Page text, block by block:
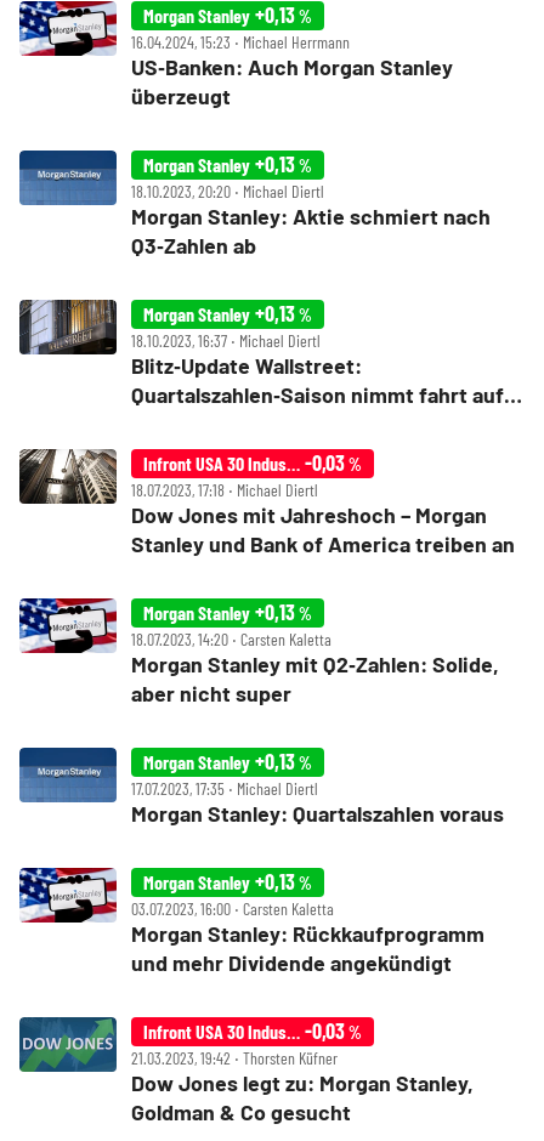
Morgan Stanley +0,13%
16.04.2024, 15:23 ‧ Michael Herrmann
US‑Banken: Auch Morgan Stanley
überzeugt
Morgan Stanley +0,13%
18.10.2023, 20:20 ‧ Michael Diertl
Morgan Stanley: Aktie schmiert nach
Q3‑Zahlen ab
Morgan Stanley +0,13%
18.10.2023, 16:37 ‧ Michael Diertl
Blitz‑Update Wallstreet:
Quartalszahlen‑Saison nimmt fahrt auf –
Stanley enttäuscht
Infront USA 30 Industrial -0,03%
18.07.2023, 17:18 ‧ Michael Diertl
Dow Jones mit Jahreshoch – Morgan
Stanley und Bank of America treiben an
Morgan Stanley +0,13%
18.07.2023, 14:20 ‧ Carsten Kaletta
Morgan Stanley mit Q2‑Zahlen: Solide,
aber nicht super
Morgan Stanley +0,13%
17.07.2023, 17:35 ‧ Michael Diertl
Morgan Stanley: Quartalszahlen voraus
Morgan Stanley +0,13%
03.07.2023, 16:00 ‧ Carsten Kaletta
Morgan Stanley: Rückkaufprogramm
und mehr Dividende angekündigt
Infront USA 30 Industrial -0,03%
21.03.2023, 19:42 ‧ Thorsten Küfner
Dow Jones legt zu: Morgan Stanley,
Goldman & Co gesucht